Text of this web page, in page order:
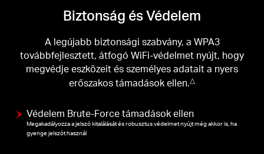
Biztonság és Védelem
A legújabb biztonsági szabvány, a WPA3
továbbfejlesztett, átfogó WiFi-védelmet nyújt, hogy
megvédje eszközeit és személyes adatait a nyers
erőszakos támadások ellen.△
Védelem Brute-Force támadások ellen
Megakadályozza a jelszó kitalálását és robusztus védelmet nyújt még akkor is, ha
gyenge jelszót használ